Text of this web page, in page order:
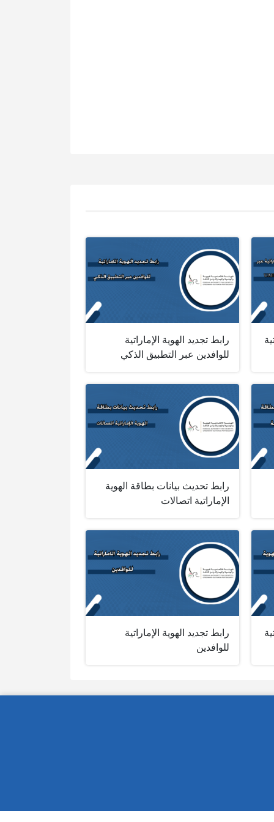
رابط تجديد الهوية الإماراتية
للوافدين عبر التطبيق الذكي
رابط تحديث بيانات بطاقة الهوية
الإماراتية اتصالات
رابط تجديد الهوية الإماراتية
للوافدين